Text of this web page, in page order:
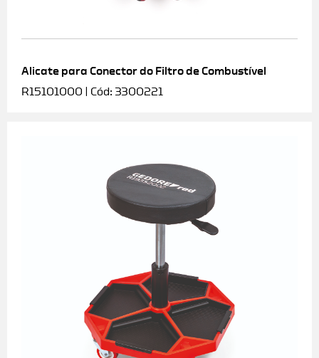
Alicate para Conector do Filtro de Combustível
R15101000 | Cód: 3300221